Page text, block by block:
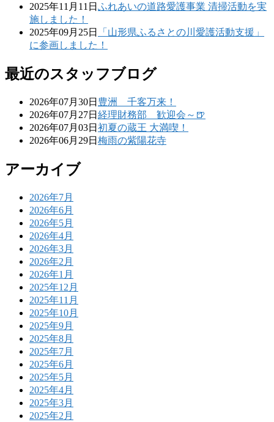
2025年11月11日 ふれあいの道路愛護事業 清掃活動を実
施しました！
2025年09月25日
「山形県ふるさとの川愛護活動支援」
に参画しました！
最近のスタッフブログ
2026年07月30日 豊洲 千客万来！
2026年07月27日 経理財務部 歓迎会～🍺
2026年07月03日 初夏の蔵王 大満喫！
2026年06月29日 梅雨の紫陽花寺
アーカイブ
2026年7月
2026年6月
2026年5月
2026年4月
2026年3月
2026年2月
2026年1月
2025年12月
2025年11月
2025年10月
2025年9月
2025年8月
2025年7月
2025年6月
2025年5月
2025年4月
2025年3月
2025年2月